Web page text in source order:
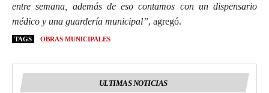
entre semana, además de eso contamos con un dispensario
médico y una guardería municipal”, agregó.
TAGS OBRAS MUNICIPALES
ULTIMAS NOTICIAS